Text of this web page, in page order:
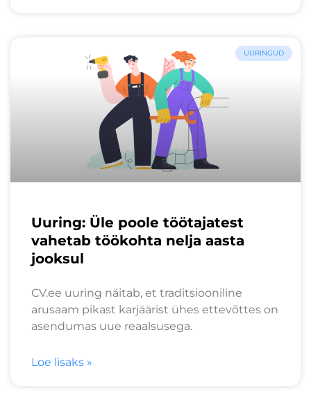
UURINGUD
Uuring: Üle poole töötajatest
vahetab töökohta nelja aasta
jooksul
CV.ee uuring näitab, et traditsiooniline
arusaam pikast karjäärist ühes ettevõttes on
asendumas uue reaalsusega.
Loe lisaks »